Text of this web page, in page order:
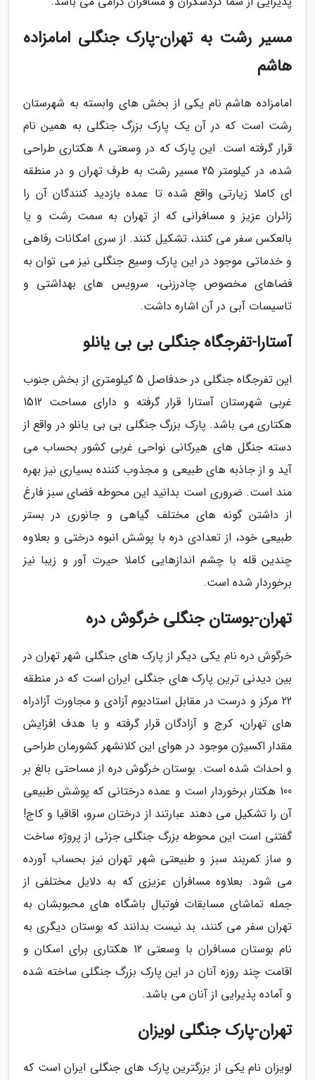
مسیر رشت به تهران-پارک جنگلی امامزاده
هاشم
امامزاده هاشم نام یکی از بخش های وابسته به شهرستان
رشت است که در آن یک پارک بزرگ جنگلی به همین نام
قرار گرفته است. این پارک که در وسعتی 8 هکتاری طراحی
شده، در کیلومتر 25 مسیر رشت به طرف تهران و در منطقه
ای کاملا زیارتی واقع شده تا عمده بازدید کنندگان آن را
زائران عزیز و مسافرانی که از تهران به سمت رشت و یا
بالعکس سفر می کنند، تشکیل کنند. از سری امکانات رفاهی
و خدماتی موجود در این پارک وسیع جنگلی نیز می توان به
فضاهای مخصوص چادرزنی، سرویس های بهداشتی و
تاسیسات آبی در آن اشاره داشت.
آستارا-تفرجگاه جنگلی بی بی یانلو
این تفرجگاه جنگلی در حدفاصل 5 کیلومتری از بخش جنوب
غربی شهرستان آستارا قرار گرفته و دارای مساحت 1512
هکتاری می باشد. پارک بزرگ جنگلی بی بی یانلو در واقع از
دسته جنگل های هیرکانی نواحی غربی کشور بحساب می
آید و از جاذبه های طبیعی و مجذوب کننده بسیاری نیز بهره
مند است. ضروری است بدانید این محوطه فضای سبز فارغ
از داشتن گونه های مختلف گیاهی و جانوری در بستر
طبیعی خود، از تعدادی دره با پوشش انبوه درختی و بعلاوه
چندین قله با چشم اندازهایی کاملا حیرت آور و زیبا نیز
برخوردار شده است.
تهران-بوستان جنگلی خرگوش دره
خرگوش دره نام یکی دیگر از پارک های جنگلی شهر تهران در
بین دیدنی ترین پارک های جنگلی ایران است که در منطقه
22 مرکز و درست در مقابل استادیوم آزادی و مجاورت آزادراه
های تهران، کرج و آزادگان قرار گرفته و با هدف افزایش
مقدار اکسیژن موجود در هوای این کلانشهر کشورمان طراحی
و احداث شده است. بوستان خرگوش دره از مساحتی بالغ بر
100 هکتار برخوردار است و عمده درختانی که پوشش طبیعی
آن را تشکیل می دهند عبارتند از درختان سرو، اقاقیا و کاج!
گفتنی است این محوطه بزرگ جنگلی جزئی از پروژه ساخت
و ساز کمربند سبز و طبیعتی شهر تهران نیز بحساب آورده
می شود. بعلاوه مسافران عزیزی که به دلایل مختلفی از
جمله تماشای مسابقات فوتبال باشگاه های محبوبشان به
تهران سفر می کنند، بد نیست بدانند که بوستان دیگری به
نام بوستان مسافران با وسعتی 12 هکتاری برای اسکان و
اقامت چند روزه آنان در این پارک بزرگ جنگلی ساخته شده
و آماده پذیرایی از آنان می باشد.
تهران-پارک جنگلی لویزان
لویزان نام یکی از بزرگترین پارک های جنگلی ایران است که